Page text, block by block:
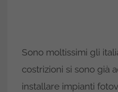
Sono moltissimi gli
costrizioni si sono già
installare impianti